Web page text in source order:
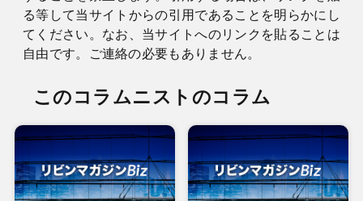
る等して当サイトからの引用であることを明らかにし
てください。なお、当サイトへのリンクを貼ることは
自由です。ご連絡の必要もありません。
このコラムニストのコラム